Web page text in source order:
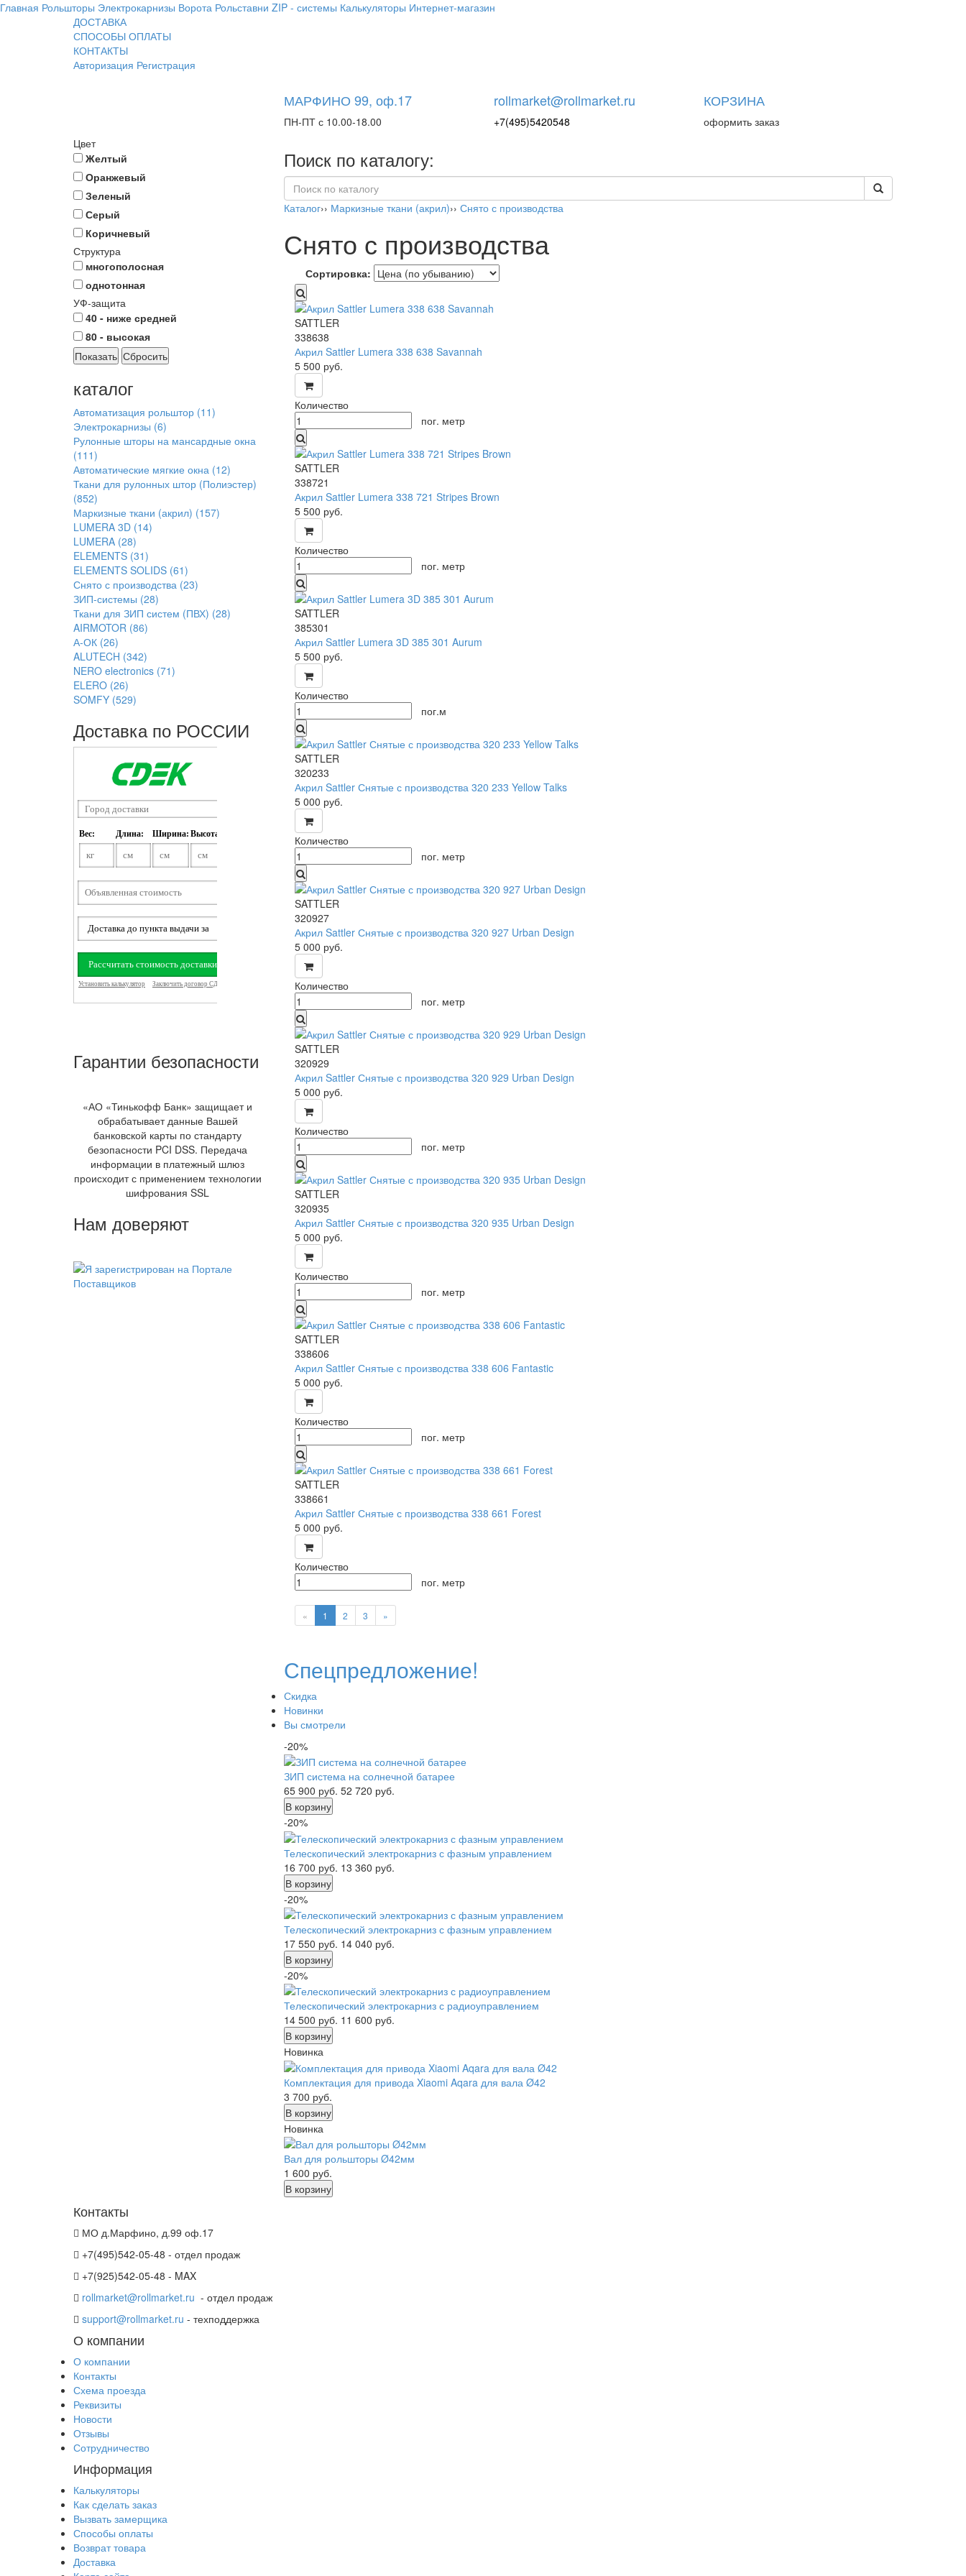
Главная Рольшторы Электрокарнизы Ворота Рольставни ZIP - системы Калькуляторы Интернет-магазин
ДОСТАВКА
СПОСОБЫ ОПЛАТЫ
КОНТАКТЫ
Авторизация Регистрация
МАРФИНО 99, оф.17
ПН-ПТ с 10.00-18.00
rollmarket@rollmarket.ru
+7(495)5420548
КОРЗИНА
оформить заказ
Цвет
Желтый
Оранжевый
Зеленый
Серый
Коричневый
Структура
многополосная
однотонная
УФ-защита
40 - ниже средней
80 - высокая
Показать Сбросить
каталог
Автоматизация рольштор (11)
Электрокарнизы (6)
Рулонные шторы на мансардные окна
(111)
Автоматические мягкие окна (12)
Ткани для рулонных штор (Полиэстер)
(852)
Маркизные ткани (акрил) (157)
LUMERA 3D (14)
LUMERA (28)
ELEMENTS (31)
ELEMENTS SOLIDS (61)
Снято с производства (23)
ЗИП-системы (28)
Ткани для ЗИП систем (ПВХ) (28)
AIRMOTOR (86)
А-ОК (26)
ALUTECH (342)
NERO electronics (71)
ELERO (26)
SOMFY (529)
Доставка по РОССИИ
Гарантии безопасности
«АО «Тинькофф Банк» защищает и
обрабатывает данные Вашей
банковской карты по стандарту
безопасности PCI DSS. Передача
информации в платежный шлюз
происходит с применением технологии
шифрования SSL
Нам доверяют
Поиск по каталогу:
Каталог›› Маркизные ткани (акрил)›› Снято с производства
Снято с производства
Сортировка:
SATTLER
338638
Акрил Sattler Lumera 338 638 Savannah
5 500 руб.
Количество
пог. метр
SATTLER
338721
Акрил Sattler Lumera 338 721 Stripes Brown
5 500 руб.
Количество
пог. метр
SATTLER
385301
Акрил Sattler Lumera 3D 385 301 Aurum
5 500 руб.
Количество
пог.м
SATTLER
320233
Акрил Sattler Снятые с производства 320 233 Yellow Talks
5 000 руб.
Количество
пог. метр
SATTLER
320927
Акрил Sattler Снятые с производства 320 927 Urban Design
5 000 руб.
Количество
пог. метр
SATTLER
320929
Акрил Sattler Снятые с производства 320 929 Urban Design
5 000 руб.
Количество
пог. метр
SATTLER
320935
Акрил Sattler Снятые с производства 320 935 Urban Design
5 000 руб.
Количество
пог. метр
SATTLER
338606
Акрил Sattler Снятые с производства 338 606 Fantastic
5 000 руб.
Количество
пог. метр
SATTLER
338661
Акрил Sattler Снятые с производства 338 661 Forest
5 000 руб.
Количество
пог. метр
« 1 2 3 »
Спецпредложение!
Скидка
Новинки
Вы смотрели
-20%
ЗИП система на солнечной батарее
65 900 руб. 52 720 руб.
В корзину
-20%
Телескопический электрокарниз с фазным управлением
16 700 руб. 13 360 руб.
В корзину
-20%
Телескопический электрокарниз с фазным управлением
17 550 руб. 14 040 руб.
В корзину
-20%
Телескопический электрокарниз с радиоуправлением
14 500 руб. 11 600 руб.
В корзину
Новинка
Комплектация для привода Xiaomi Aqara для вала Ø42
3 700 руб.
В корзину
Новинка
Вал для рольшторы Ø42мм
1 600 руб.
В корзину
Контакты
МО д.Марфино, д.99 оф.17
+7(495)542-05-48 - отдел продаж
+7(925)542-05-48 - MAX
rollmarket@rollmarket.ru - отдел продаж
support@rollmarket.ru - техподдержка
О компании
О компании
Контакты
Схема проезда
Реквизиты
Новости
Отзывы
Сотрудничество
Информация
Калькуляторы
Как сделать заказ
Вызвать замерщика
Способы оплаты
Возврат товара
Доставка